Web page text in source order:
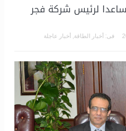
لرئيس شركة فجر
فى: أخبار الطاقة, أخبار عاجلة